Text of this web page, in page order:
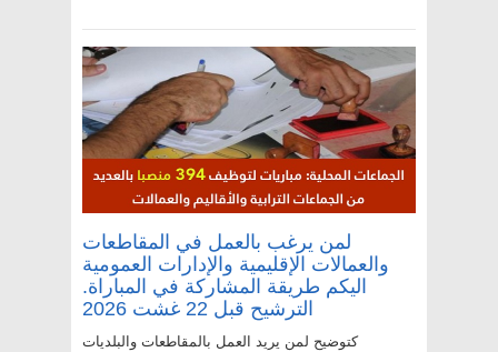
لمن يرغب بالعمل في المقاطعات
والعمالات الإقليمية والإدارات العمومية
اليكم طريقة المشاركة في المباراة.
الترشيح قبل 22 غشت 2026
كتوضيح لمن يريد العمل بالمقاطعات والبلديات